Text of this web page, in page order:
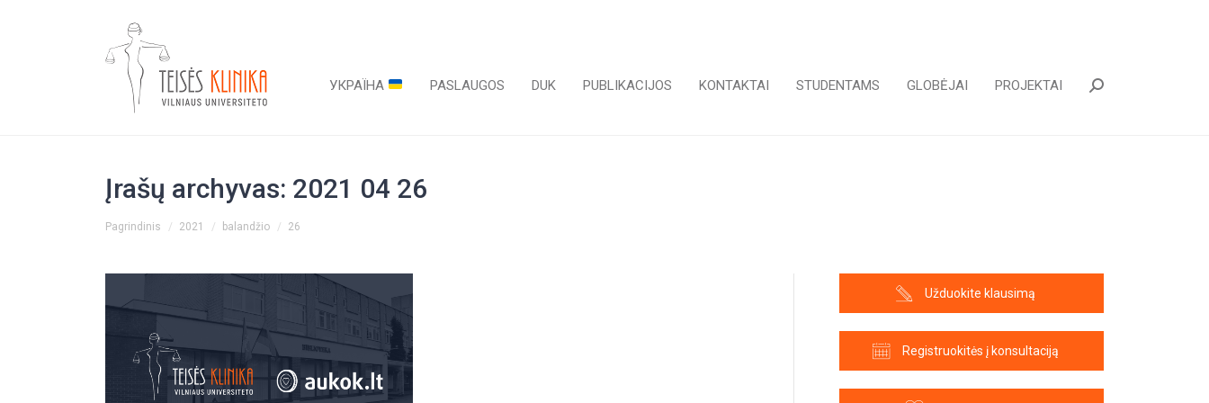
УКРАЇНА PASLAUGOS DUK PUBLIKACIJOS KONTAKTAI STUDENTAMS GLOBĖJAI PROJEKTAI Paieška:
Įrašų archyvas: 2021 04 26
You are here:
Pagrindinis 2021 balandžio 26
Užduokite klausimą
Registruokitės į konsultaciją